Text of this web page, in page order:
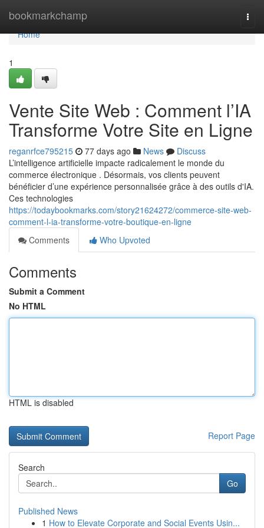
bookmarkchamp
Home
Home
1
Vente Site Web : Comment l’IA
Transforme Votre Site en Ligne
reganrfce795215 77 days ago News
Discuss
L’intelligence artificielle impacte radicalement le monde du
commerce électronique . Désormais, vos clients peuvent
bénéficier d’une expérience personnalisée grâce à des outils d'IA.
Ces technologies
https://todaybookmarks.com/story21624272/commerce-site-web-
comment-l-ia-transforme-votre-boutique-en-ligne
Comments
Who Upvoted
Comments
Submit a Comment
No HTML
HTML is disabled
Report Page
Search
Go
Published News
1 How to Elevate Corporate and Social Events Usin...